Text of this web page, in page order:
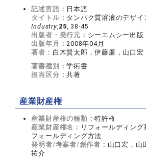
記述言語： 日本語
タイトル： タンパク質溶液のデザイ
Industry,25, 38-45
出版者・発行元： シーエムシー出版
出版年月：2008年04月
著者： 白木賢太郎，伊藤廉，山口宏
著書種別：学術書
担当区分：共著
産業財産権
産業財産権の種類：特許権
産業財産権名： リフォールディン
フォールディング方法
発明者/考案者/創作者： 山口宏，山
祐介